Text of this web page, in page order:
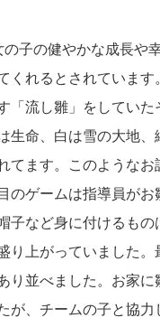
子の健やかな成長や
くれるとされていま
「流し雛」をしていた
生命、白は雪の大地
てます。このような
のゲームは指導員が
子など身に付けるもの
り上がっていました
並べました。お家に
が、チームの子と協